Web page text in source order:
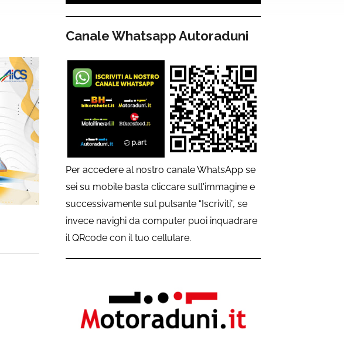
Canale Whatsapp Autoraduni
Per accedere al nostro canale WhatsApp se
sei su mobile basta cliccare sull'immagine e
successivamente sul pulsante “Iscriviti”, se
invece navighi da computer puoi inquadrare
il QRcode con il tuo cellulare.